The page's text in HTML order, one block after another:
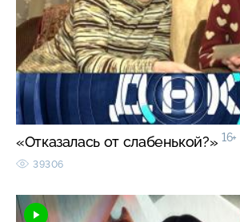
«Отказалась от слабенькой?» 16+
39306